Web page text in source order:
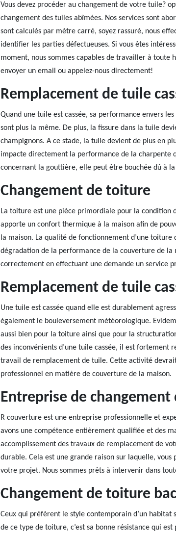
Vous devez procéder au changement de votre tuile?
changement des tuiles abîmées. Nos services sont
sont calculés par mètre carré, soyez rassuré, nous
identifier les parties défectueuses. Si vous êtes
moment, nous sommes capables de travailler à toute
envoyer un email ou appelez-nous directement!
Remplacement de tuile
Quand une tuile est cassée, sa performance envers
sont plus la même. De plus, la fissure dans la tuile
champignons. A ce stade, la tuile devient de plus en
impacte directement la performance de la
concernant la gouttière, elle peut être bouchée dû à
Changement de toiture
La toiture est une pièce primordiale pour la condition
apporte un confort thermique à la maison afin de
la maison. La qualité de fonctionnement d’une
dégradation de la performance de la couverture de
correctement en effectuant une demande un service
Remplacement de tuile
Une tuile est cassée quand elle est durablement
également le bouleversement météorologique.
aussi bien pour la toiture ainsi que pour la
des inconvénients d’une tuile cassée, il est
travail de remplacement de tuile. Cette activité
professionnel en matière de couverture de la maison.
Entreprise de
R couverture est une entreprise professionnelle et
avons une compétence entièrement qualifiée et des
accomplissement des travaux de remplacement de
durable. Cela est une grande raison sur laquelle,
votre projet. Nous sommes prêts à intervenir dans
Changement de toiture
Ceux qui préfèrent le style contemporain d’un
de ce type de toiture, c’est sa bonne résistance qui